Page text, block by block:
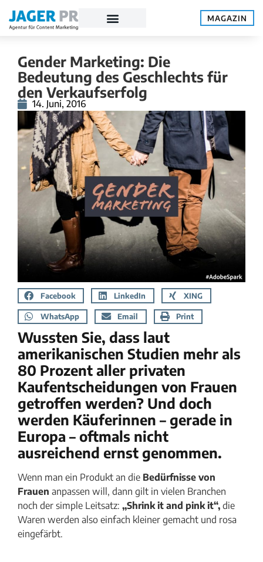
MAGAZIN
Gender Marketing: Die
Bedeutung des Geschlechts für
den Verkaufserfolg
14. Juni, 2016
Facebook LinkedIn XING
WhatsApp Email Print
Wussten Sie, dass laut
amerikanischen Studien mehr als
80 Prozent aller privaten
Kaufentscheidungen von Frauen
getroffen werden? Und doch
werden Käuferinnen – gerade in
Europa – oftmals nicht
ausreichend ernst genommen.
Wenn man ein Produkt an die Bedürfnisse von
Frauen anpassen will, dann gilt in vielen Branchen
noch der simple Leitsatz: „Shrink it and pink it“, die
Waren werden also einfach kleiner gemacht und rosa
eingefärbt.